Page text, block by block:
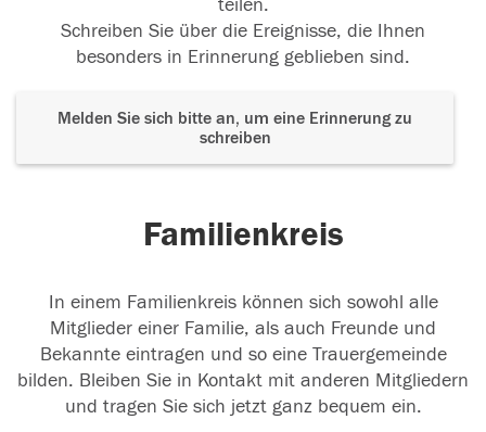
teilen.
Schreiben Sie über die Ereignisse, die Ihnen
besonders in Erinnerung geblieben sind.
Melden Sie sich bitte an, um eine Erinnerung zu
schreiben
Familienkreis
In einem Familienkreis können sich sowohl alle
Mitglieder einer Familie, als auch Freunde und
Bekannte eintragen und so eine Trauergemeinde
bilden. Bleiben Sie in Kontakt mit anderen Mitgliedern
und tragen Sie sich jetzt ganz bequem ein.